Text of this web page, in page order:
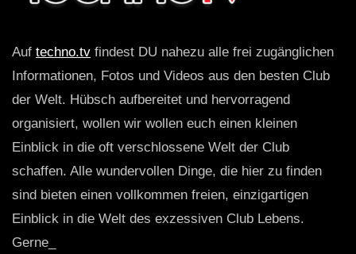
Auf techno.tv findest DU nahezu alle frei zugänglichen
Informationen, Fotos und Videos aus den besten Club
der Welt. Hübsch aufbereitet und hervorragend
organisiert, wollen wir wollen euch einen kleinen
Einblick in die oft verschlossene Welt der Club
schaffen. Alle wundervollen Dinge, die hier zu finden
sind bieten einen vollkommen freien, einzigartigen
Einblick in die Welt des exzessiven Club Lebens.
Gerne_